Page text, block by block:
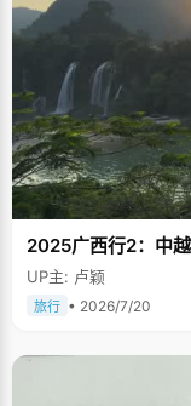
2025广西行2：中
UP主: 卢颖
旅行 • 2026/7/20